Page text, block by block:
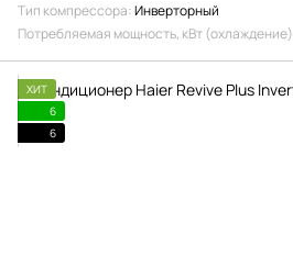
Тип компрессора Инверторный
Потребляемая мощность, кВт (охлаждение)
ХИТ
6
6